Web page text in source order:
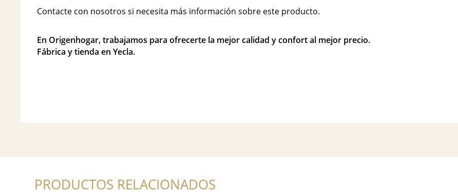
Contacte con nosotros si necesita más información sobre este producto.
En Origenhogar, trabajamos para ofrecerte la mejor calidad y confort al mejor precio.
Fábrica y tienda en Yecla.
PRODUCTOS RELACIONADOS